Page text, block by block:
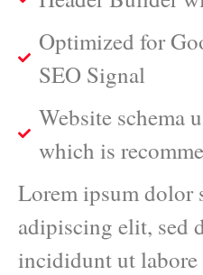
Optimized for
SEO Signal
Website schema
which is
Lorem ipsum dolor
adipiscing elit, sed
incididunt ut labore